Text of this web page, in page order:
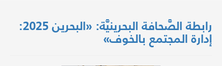
رابطة الصَّحافة البحرينيَّة: «البحرين 2025:
إدارة المجتمع بالخوف»